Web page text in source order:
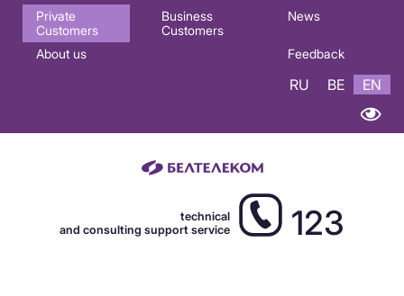
Основная
навигация
Private
Customers
Business
Customers
News
About us Feedback
RU BE EN
technical
and consulting support service
123